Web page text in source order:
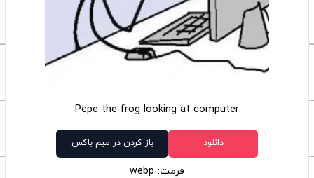
Pepe the frog looking at computer
دانلود باز کردن در میم باکس
فرمت: webp